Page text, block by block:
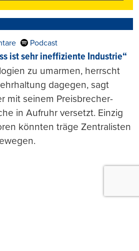
Podcast
ist sehr ineffiziente Industrie“
zu umarmen, herrscht
dagegen, sagt
mit seinem Preisbrecher-
in Aufruhr versetzt. Einzig
könnten träge Zentralisten